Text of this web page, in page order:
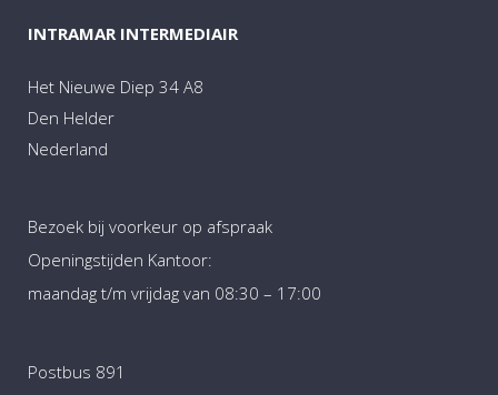
INTRAMAR INTERMEDIAIR
Het Nieuwe Diep 34 A8
Den Helder
Nederland
Bezoek bij voorkeur op afspraak
Openingstijden Kantoor:
maandag t/m vrijdag van 08:30 – 17:00
Postbus 891